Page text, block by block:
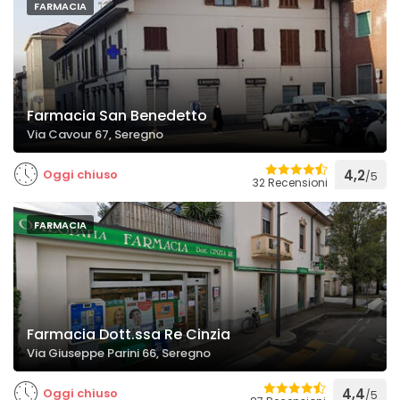
FARMACIA
Farmacia San Benedetto
Via Cavour 67, Seregno
Oggi chiuso 32 Recensioni 4,2/5
FARMACIA
Farmacia Dott.ssa Re Cinzia
Via Giuseppe Parini 66, Seregno
Oggi chiuso 4,4/5